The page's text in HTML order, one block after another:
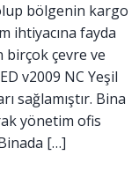
bölgenin kargo
ihtiyacına fayda
birçok çevre ve
v2009 NC Yeşil
sağlamıştır. Bina
yönetim ofis
[…]